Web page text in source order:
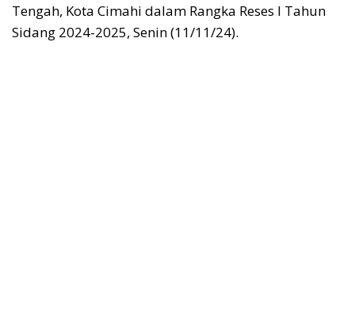
Tengah, Kota Cimahi dalam Rangka Reses I Tahun
Sidang 2024-2025, Senin (11/11/24).